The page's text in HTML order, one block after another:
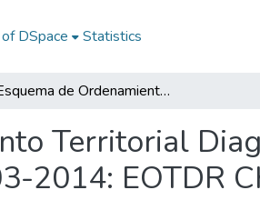
DSpace Statistics
Esquema de Ordenamiento Territorial Diagnostico Rural Chinácota Norte de Santander 2003-2014: EOTDR Chinácota Norte de Santander 2003-2014
Territorial
2014: EOTDR